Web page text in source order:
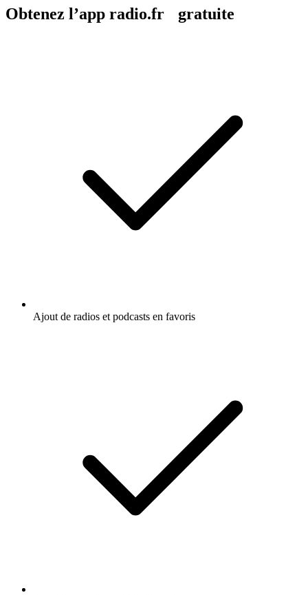
Obtenez l’app radio.fr gratuite
Ajout de radios et podcasts en favoris